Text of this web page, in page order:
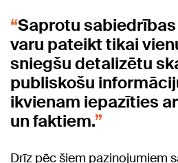
Saprotu
varu pateikt tikai
sniegšu detalizētu
publiskošu
ikvienam iepazīties
un faktiem.
Drīz pēc šiem paziņojumiem